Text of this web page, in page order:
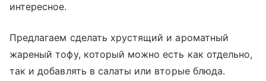
интересное.
Предлагаем сделать хрустящий и ароматный
жареный тофу, который можно есть как отдельно,
так и добавлять в салаты или вторые блюда.